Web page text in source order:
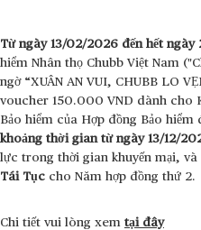
Từ ngày 13/02/2026 đến hết
hiểm Nhân thọ Chubb Việt Nam
ngờ “XUÂN AN VUI, CHUBB LO
voucher 150.000 VND dành cho
Bảo hiểm của Hợp đồng Bảo hiểm
khoảng thời gian từ ngày 13/12/
lực trong thời gian khuyến mại, và
Tái Tục cho Năm hợp đồng thứ 2.
Chi tiết vui lòng xem tại đây